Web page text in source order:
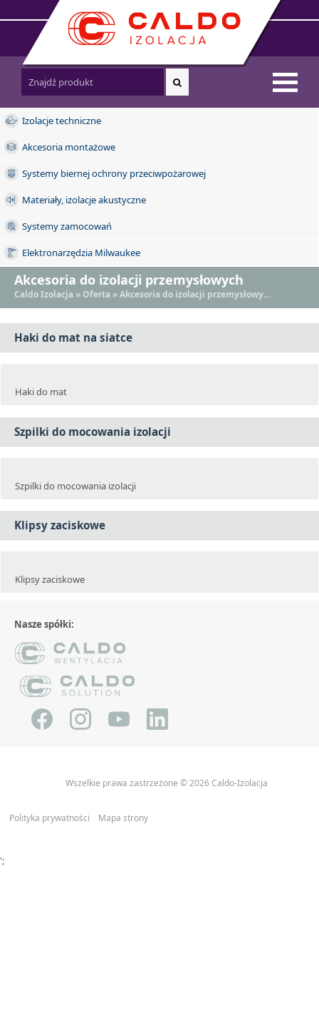
Izolacje techniczne
Akcesoria montażowe
Systemy biernej ochrony przeciwpożarowej
Materiały, izolacje akustyczne
Systemy zamocowań
Elektronarzędzia Milwaukee
Akcesoria do izolacji przemysłowych
Caldo Izolacja » Oferta » Akcesoria do izolacji przemysłowych
Haki do mat na siatce
Haki do mat
Szpilki do mocowania izolacji
Szpilki do mocowania izolacji
Klipsy zaciskowe
Klipsy zaciskowe
Nasze spółki:
Wszelkie prawa zastrzeżone © 2026 Caldo-Izolacja
Polityka prywatności Mapa strony
';